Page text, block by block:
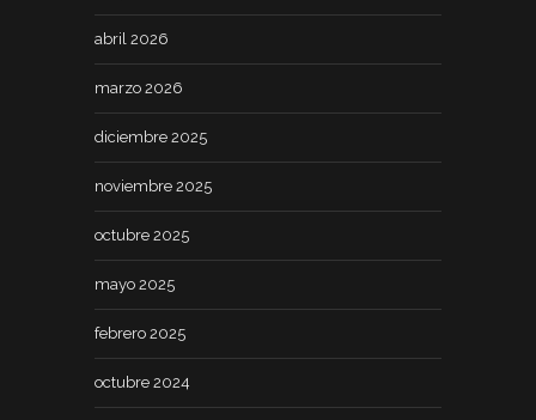
abril 2026
marzo 2026
diciembre 2025
noviembre 2025
octubre 2025
mayo 2025
febrero 2025
octubre 2024